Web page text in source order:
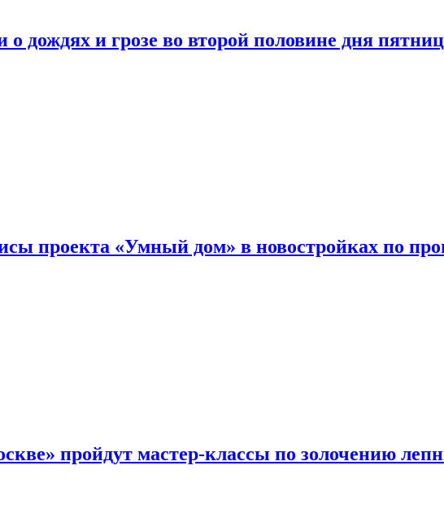
дождях и грозе во второй половине дня
проекта «Умный дом» в новостройках по
пройдут мастер-классы по золочению